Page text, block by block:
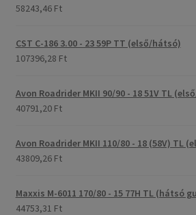
58243,46 Ft
CST C-186 3.00 - 23 59P TT (első/hátsó)
107396,28 Ft
Avon Roadrider MKII 90/90 - 18 51V TL
40791,20 Ft
Avon Roadrider MKII 110/80 - 18 (58V) TL
43809,26 Ft
Maxxis M-6011 170/80 - 15 77H TL (hátsó
44753,31 Ft